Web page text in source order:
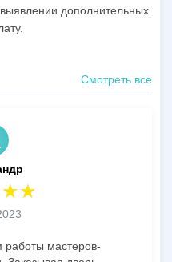
дополнительных
Смотреть все
работы мастеров-